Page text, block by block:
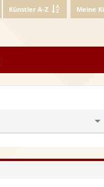
Künstler A-Z Meine